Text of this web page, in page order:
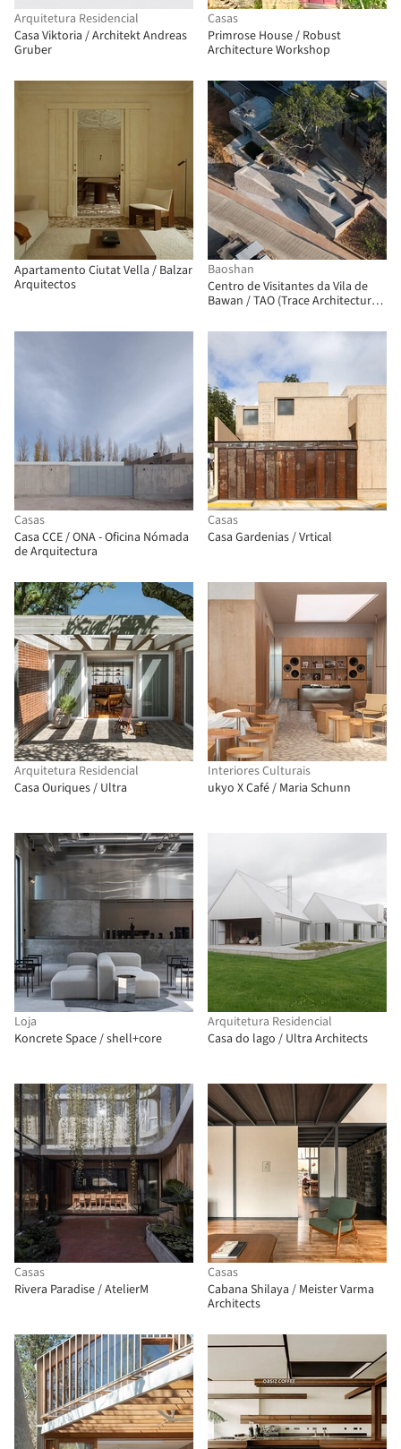
Arquitetura Residencial
Casa Viktoria / Architekt Andreas
Gruber
Casas
Primrose House / Robust
Architecture Workshop
Apartamento Ciutat Vella / Balzar
Arquitectos
Baoshan
Centro de Visitantes da Vila de
Bawan / TAO (Trace Architecture
Casas
Casa CCE / ONA - Oficina Nómada
de Arquitectura
Casas
Casa Gardenias / Vrtical
Arquitetura Residencial
Casa Ouriques / Ultra
Interiores Culturais
ukyo X Café / Maria Schunn
Loja
Koncrete Space / shell+core
Arquitetura Residencial
Casa do lago / Ultra Architects
Casas
Rivera Paradise / AtelierM
Casas
Cabana Shilaya / Meister Varma
Architects